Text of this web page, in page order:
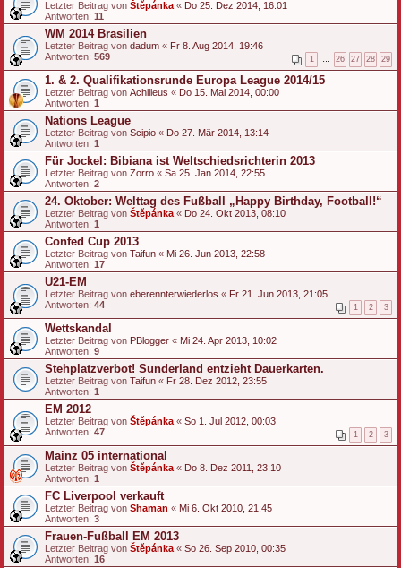
Letzter Beitrag von Štěpánka « Do 25. Dez 2014, 16:01
Antworten: 11
WM 2014 Brasilien
Letzter Beitrag von dadum « Fr 8. Aug 2014, 19:46
Antworten: 569 1 26 27 28 29
1. & 2. Qualifikationsrunde Europa League 2014/15
Letzter Beitrag von Achilleus « Do 15. Mai 2014, 00:00
Antworten: 1
Nations League
Letzter Beitrag von Scipio « Do 27. Mär 2014, 13:14
Antworten: 1
Für Jockel: Bibiana ist Weltschiedsrichterin 2013
Letzter Beitrag von Zorro « Sa 25. Jan 2014, 22:55
Antworten: 2
24. Oktober: Welttag des Fußball „Happy Birthday, Football!“
Letzter Beitrag von Štěpánka « Do 24. Okt 2013, 08:10
Antworten: 1
Confed Cup 2013
Letzter Beitrag von Taifun « Mi 26. Jun 2013, 22:58
Antworten: 17
U21-EM
Letzter Beitrag von eberennterwiederlos « Fr 21. Jun 2013, 21:05
Antworten: 44 1 2 3
Wettskandal
Letzter Beitrag von PBlogger « Mi 24. Apr 2013, 10:02
Antworten: 9
Stehplatzverbot! Sunderland entzieht Dauerkarten.
Letzter Beitrag von Taifun « Fr 28. Dez 2012, 23:55
Antworten: 1
EM 2012
Letzter Beitrag von Štěpánka « So 1. Jul 2012, 00:03
Antworten: 47 1 2 3
Mainz 05 international
Letzter Beitrag von Štěpánka « Do 8. Dez 2011, 23:10
Antworten: 1
FC Liverpool verkauft
Letzter Beitrag von Shaman « Mi 6. Okt 2010, 21:45
Antworten: 3
Frauen-Fußball EM 2013
Letzter Beitrag von Štěpánka « So 26. Sep 2010, 00:35
Antworten: 16